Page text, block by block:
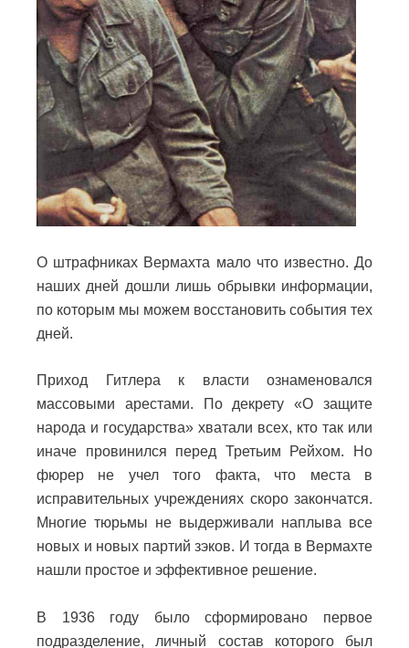
О штрафниках Вермахта мало что известно. До
наших дней дошли лишь обрывки информации,
по которым мы можем восстановить события тех
дней.
Приход Гитлера к власти ознаменовался
массовыми арестами. По декрету «О защите
народа и государства» хватали всех, кто так или
иначе провинился перед Третьим Рейхом. Но
фюрер не учел того факта, что места в
исправительных учреждениях скоро закончатся.
Многие тюрьмы не выдерживали наплыва все
новых и новых партий зэков. И тогда в Вермахте
нашли простое и эффективное решение.
В 1936 году было сформировано первое
подразделение, личный состав которого был